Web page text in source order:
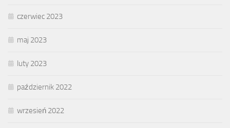
czerwiec 2023
maj 2023
luty 2023
październik 2022
wrzesień 2022